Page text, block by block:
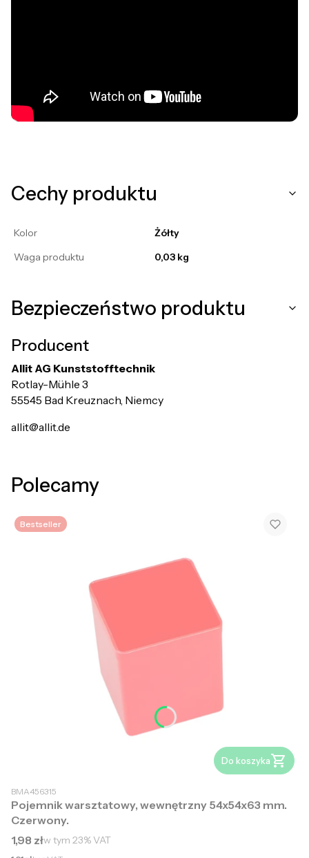
Cechy produktu
Kolor
Żółty
Waga produktu
0,03 kg
Bezpieczeństwo produktu
Producent
Allit AG Kunststofftechnik
Rotlay-Mühle 3
55545 Bad Kreuznach, Niemcy
allit@allit.de
Polecamy
Bestseller
Do koszyka
BMA456315
Pojemnik warsztatowy, wewnętrzny 54x54x63 mm.
Czerwony.
Cena brutto
1,98 złw tym 23%VAT